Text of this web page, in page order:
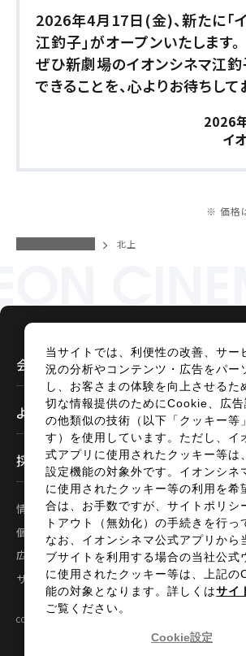
劇場を選択する
無料のワタシアターライト会員もあります。
下記リンクよりご確認ください。
予約を変更する
閉じる
2026年4月17日(金)、新たに「
江釣子」がオープンいたします。
ぜひ新劇場のイオンシネマ江
できることを、心よりお待ちして
2026
イ
※ 価格
北上
会社情報
よくあるご質問
採用情報
情報セキュリティ
サイトポリ
個人情報の取扱い
お問い合わ
広告掲載
特定商取引
サイトマップ
COPYRIGHT©2024 AEON ENTERTAINMENT CO.,LTD ALL
劇場を変更すると、STEP2以降で選択い
変更しないで続ける 変更する
上映日を変更すると、STEP3以降で選択
変更しないで続ける 変更する
当サイトでは、利便性の改善、サー
況の分析やコンテンツ・広告をパー
し、お客さまの体験を向上させるた
切な情報提供のためにCookie、広
の他類似の技術（以下「クッキー等
す）を使用しています。ただし、イ
式アプリに使用されたクッキー等は
設定機能の対象外です。イオンシネ
に使用されたクッキー等の利用を希
合は、お手数ですが、サイトポリシ
トアウト（無効化）の手続きを行っ
なお、イオンシネマ公式アプリから
ブサイトを利用する場合の当社公式
に使用されたクッキー等は、上記
能の対象となります。詳しくはサイ
ご覧ください。
Cookie設定